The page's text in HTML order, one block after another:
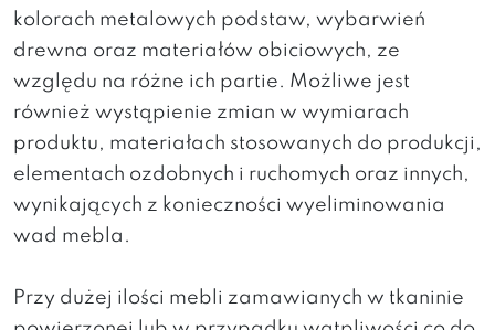
kolorach metalowych podstaw, wybarwień
drewna oraz materiałów obiciowych, ze
względu na różne ich partie. Możliwe jest
również wystąpienie zmian w wymiarach
produktu, materiałach stosowanych do produkcji,
elementach ozdobnych i ruchomych oraz innych,
wynikających z konieczności wyeliminowania
wad mebla.
Przy dużej ilości mebli zamawianych w tkaninie